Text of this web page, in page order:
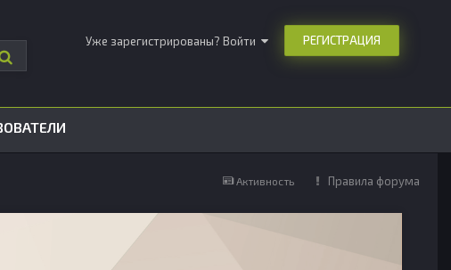
Уже зарегистрированы? Войти РЕГИСТРАЦИЯ
Активность Правила форума